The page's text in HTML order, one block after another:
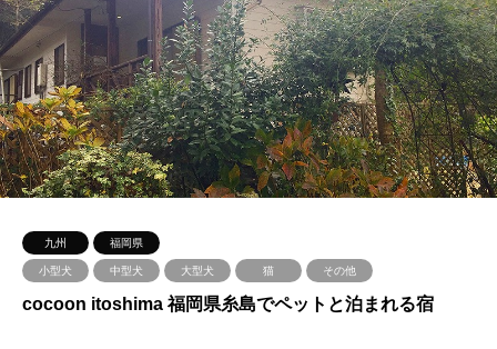
九州 福岡県
小型犬 中型犬 大型犬 猫 その他
cocoon itoshima 福岡県糸島でペットと泊まれる宿